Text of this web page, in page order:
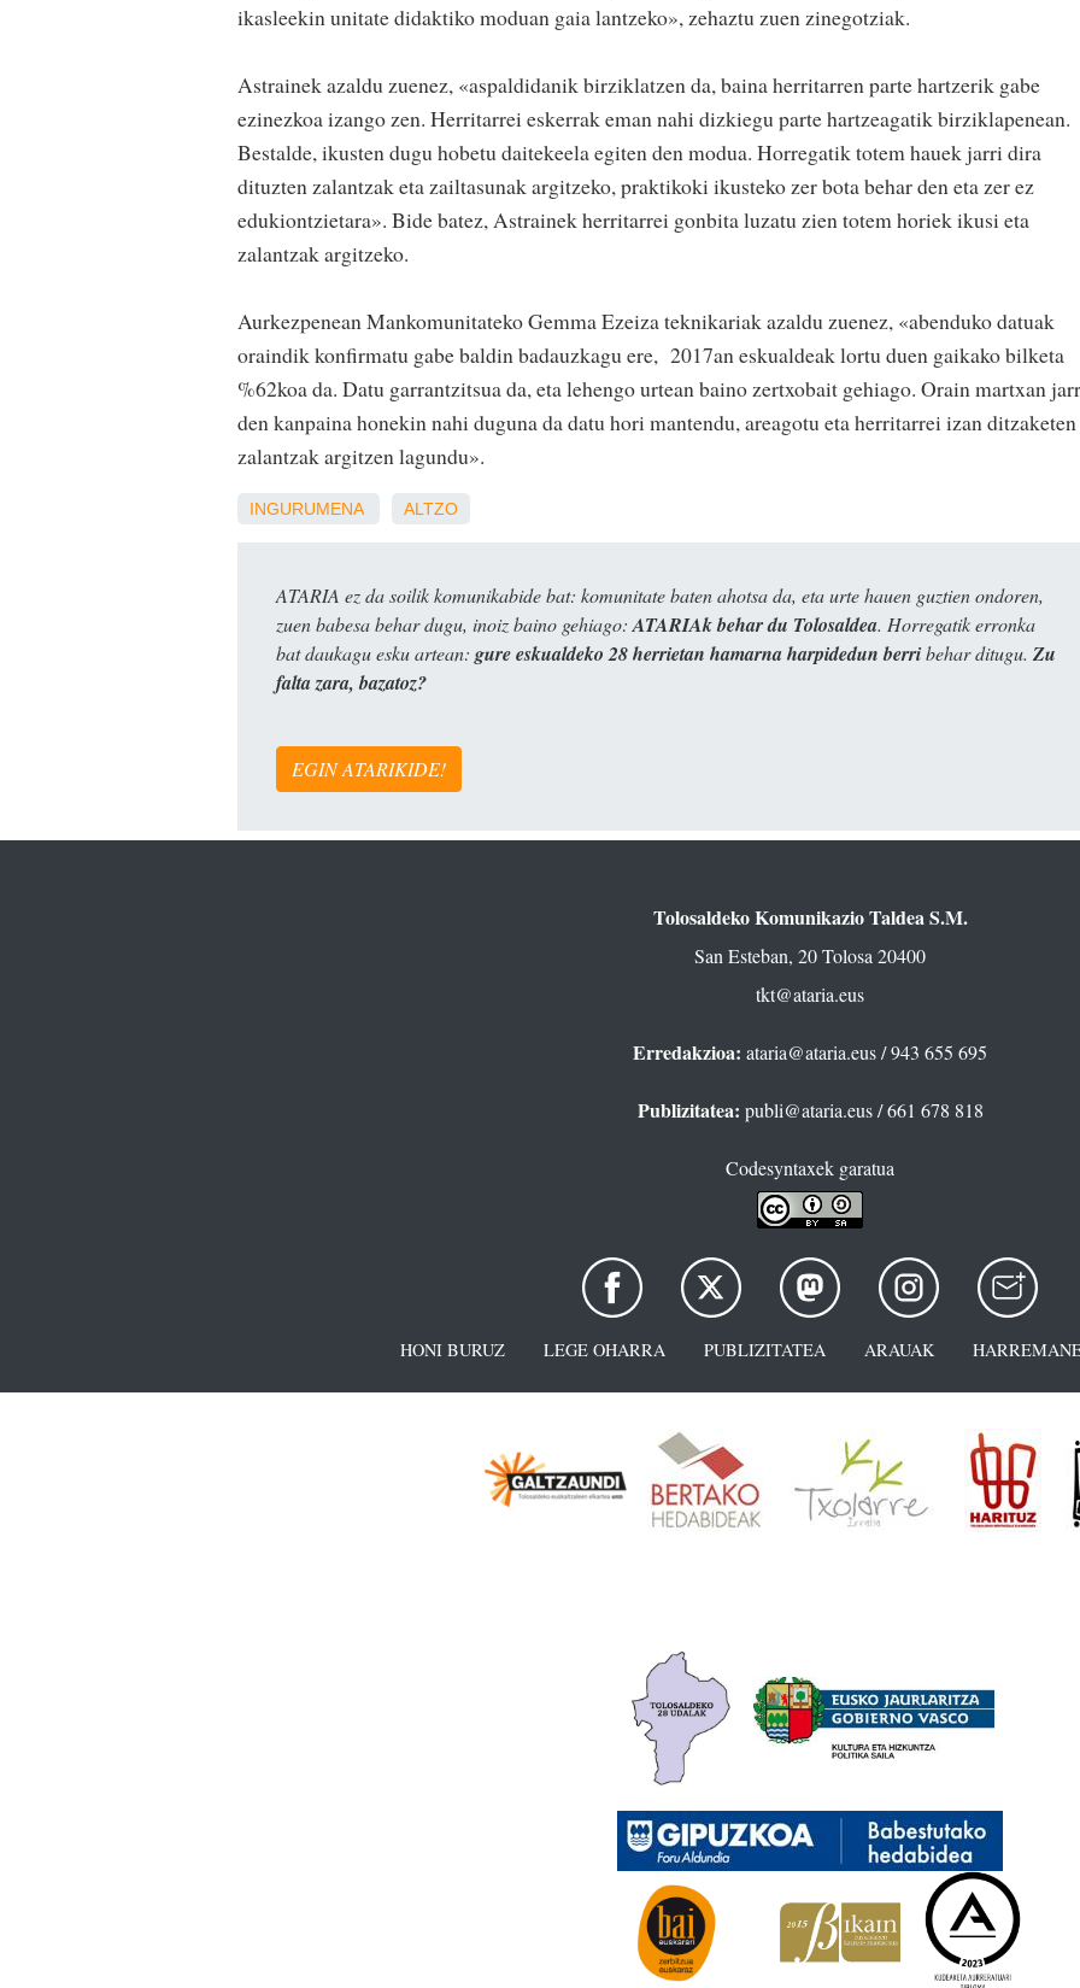
ikasleekin unitate didaktiko moduan gaia lantzeko», zehaztu zuen zinegotziak.
Astrainek azaldu zuenez, «aspaldidanik birziklatzen da, baina herritarren parte hartzerik gabe
ezinezkoa izango zen. Herritarrei eskerrak eman nahi dizkiegu parte hartzeagatik birziklapenean.
Bestalde, ikusten dugu hobetu daitekeela egiten den modua. Horregatik totem hauek jarri dira
dituzten zalantzak eta zailtasunak argitzeko, praktikoki ikusteko zer bota behar den eta zer ez
edukiontzietara». Bide batez, Astrainek herritarrei gonbita luzatu zien totem horiek ikusi eta
zalantzak argitzeko.
Aurkezpenean Mankomunitateko Gemma Ezeiza teknikariak azaldu zuenez, «abenduko datuak
oraindik konfirmatu gabe baldin badauzkagu ere, 2017an eskualdeak lortu duen gaikako bilketa
%62koa da. Datu garrantzitsua da, eta lehengo urtean baino zertxobait gehiago. Orain martxan
den kanpaina honekin nahi duguna da datu hori mantendu, areagotu eta herritarrei izan ditzaketen
zalantzak argitzen lagundu».
INGURUMENA ALTZO
ATARIA ez da soilik komunikabide bat: komunitate baten ahotsa da, eta urte hauen guztien ondoren,
zuen babesa behar dugu, inoiz baino gehiago: ATARIAk behar du Tolosaldea. Horregatik erronka
bat daukagu esku artean: gure eskualdeko 28 herrietan hamarna harpidedun berribehar ditugu. Zu
falta zara, bazatoz?
EGIN ATARIKIDE!
Tolosaldeko Komunikazio Taldea S.M.
San Esteban, 20 Tolosa 20400
tkt@ataria.eus
Erredakzioa: ataria@ataria.eus/ 943 655 695
Publizitatea: publi@ataria.eus/ 661 678 818
Codesyntaxek garatua
HONI BURUZ LEGE OHARRA PUBLIZITATEA ARAUAK